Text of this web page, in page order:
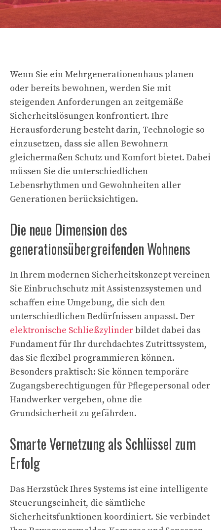
Wenn Sie ein Mehrgenerationenhaus planen
oder bereits bewohnen, werden Sie mit
steigenden Anforderungen an zeitgemäße
Sicherheitslösungen konfrontiert. Ihre
Herausforderung besteht darin, Technologie so
einzusetzen, dass sie allen Bewohnern
gleichermaßen Schutz und Komfort bietet. Dabei
müssen Sie die unterschiedlichen
Lebensrhythmen und Gewohnheiten aller
Generationen berücksichtigen.
Die neue Dimension des
generationsübergreifenden Wohnens
In Ihrem modernen Sicherheitskonzept vereinen
Sie Einbruchschutz mit Assistenzsystemen und
schaffen eine Umgebung, die sich den
unterschiedlichen Bedürfnissen anpasst. Der
elektronische Schließzylinderbildet dabei das
Fundament für Ihr durchdachtes Zutrittssystem,
das Sie flexibel programmieren können.
Besonders praktisch: Sie können temporäre
Zugangsberechtigungen für Pflegepersonal oder
Handwerker vergeben, ohne die
Grundsicherheit zu gefährden.
Smarte Vernetzung als Schlüssel zum
Erfolg
Das Herzstück Ihres Systems ist eine intelligente
Steuerungseinheit, die sämtliche
Sicherheitsfunktionen koordiniert. Sie verbindet